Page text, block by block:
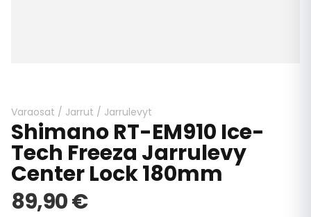
beginning
of
the
images
gallery
Varaosat / Jarrut / Jarrulevyt
Shimano RT-EM910 Ice-
Tech Freeza Jarrulevy
Center Lock 180mm
89,90 €